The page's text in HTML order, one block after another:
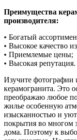
Преимущества
производителя:
• Богатый
• Высокое качество
• Приемлемые цены;
• Высокая репутация.
Изучите фотографии
керамогранита. Это
преображаю любое
жилье особенную
изысканностью и
покрытия во многом
дома. Поэтому к